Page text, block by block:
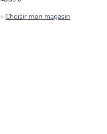
Choisir mon magasin